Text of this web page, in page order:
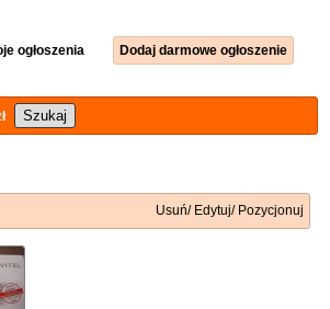
ogłoszenia Dodaj darmowe ogłoszenie
Usuń/ Edytuj/ Pozycjonuj